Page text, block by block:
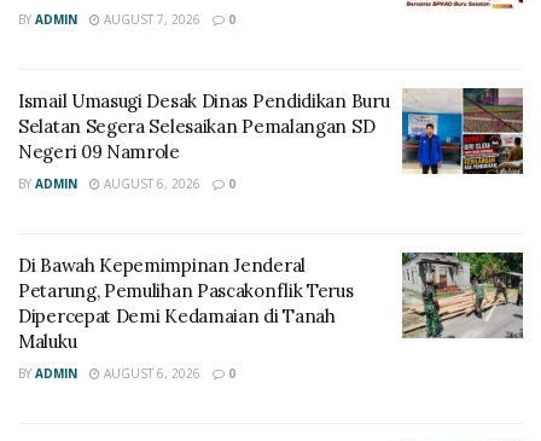
BY ADMIN AUGUST 7, 2026 0
Ismail Umasugi Desak Dinas Pendidikan Buru
Selatan Segera Selesaikan Pemalangan SD
Negeri 09 Namrole
BY ADMIN AUGUST 6, 2026 0
Di Bawah Kepemimpinan Jenderal
Petarung, Pemulihan Pascakonflik Terus
Dipercepat Demi Kedamaian di Tanah
Maluku
BY ADMIN AUGUST 6, 2026 0